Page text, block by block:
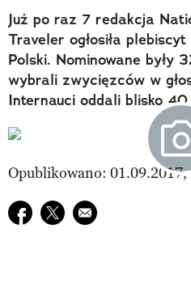
Już po raz 7 redakcja
Traveler ogłosiła
Polski. Nominowane były
wybrali zwycięzców w
Internauci oddali blisko 40
Opublikowano: 01.09.2017,
Udostępnij na facebook
Udostępnij na twitter
E-mail do